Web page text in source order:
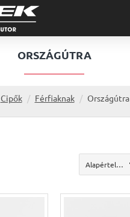
ORSZÁGÚTRA
Cipők Férfiaknak Országútra